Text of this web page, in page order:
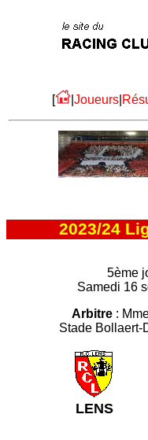
[ | Joueurs|
2023/24
5ème
Samedi 16
Arbitre:
Stade Bollaert-
LENS